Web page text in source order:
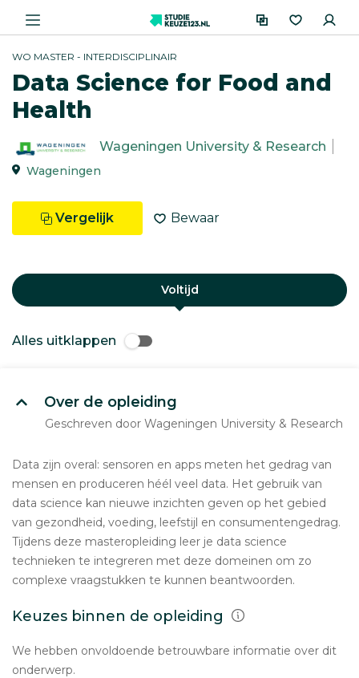
WO MASTER - INTERDISCIPLINAIR
Data Science for Food and
Health
Wageningen University & Research
Wageningen
Vergelijk Bewaar
Voltijd
Alles uitklappen
Over de opleiding
Geschreven door Wageningen University & Research
Data zijn overal: sensoren en apps meten het gedrag van
mensen en produceren héél veel data. Het gebruik van
data science kan nieuwe inzichten geven op het gebied
van gezondheid, voeding, leefstijl en consumentengedrag.
Tijdens deze masteropleiding leer je data science
technieken te integreren met deze domeinen om zo
complexe vraagstukken te kunnen beantwoorden.
Keuzes binnen de opleiding
We hebben onvoldoende betrouwbare informatie over dit
onderwerp.